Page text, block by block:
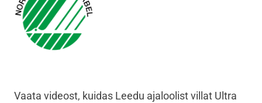
Vaata videost, kuidas Leedu ajaloolist villat Ultra